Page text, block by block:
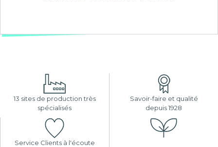
13 sites de production très
spécialisés
Savoir-faire et qualité
depuis 1928
Service Clients à l'écoute